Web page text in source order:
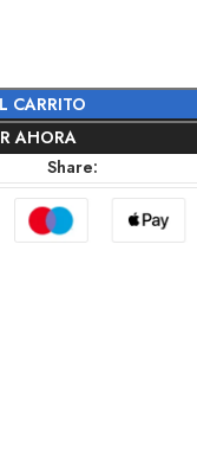
CARRITO
AHORA
Share: